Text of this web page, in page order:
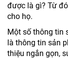
được là gì? Từ
cho họ.
Một số thông tin
là thông tin sản
thiệu ngắn gọn,